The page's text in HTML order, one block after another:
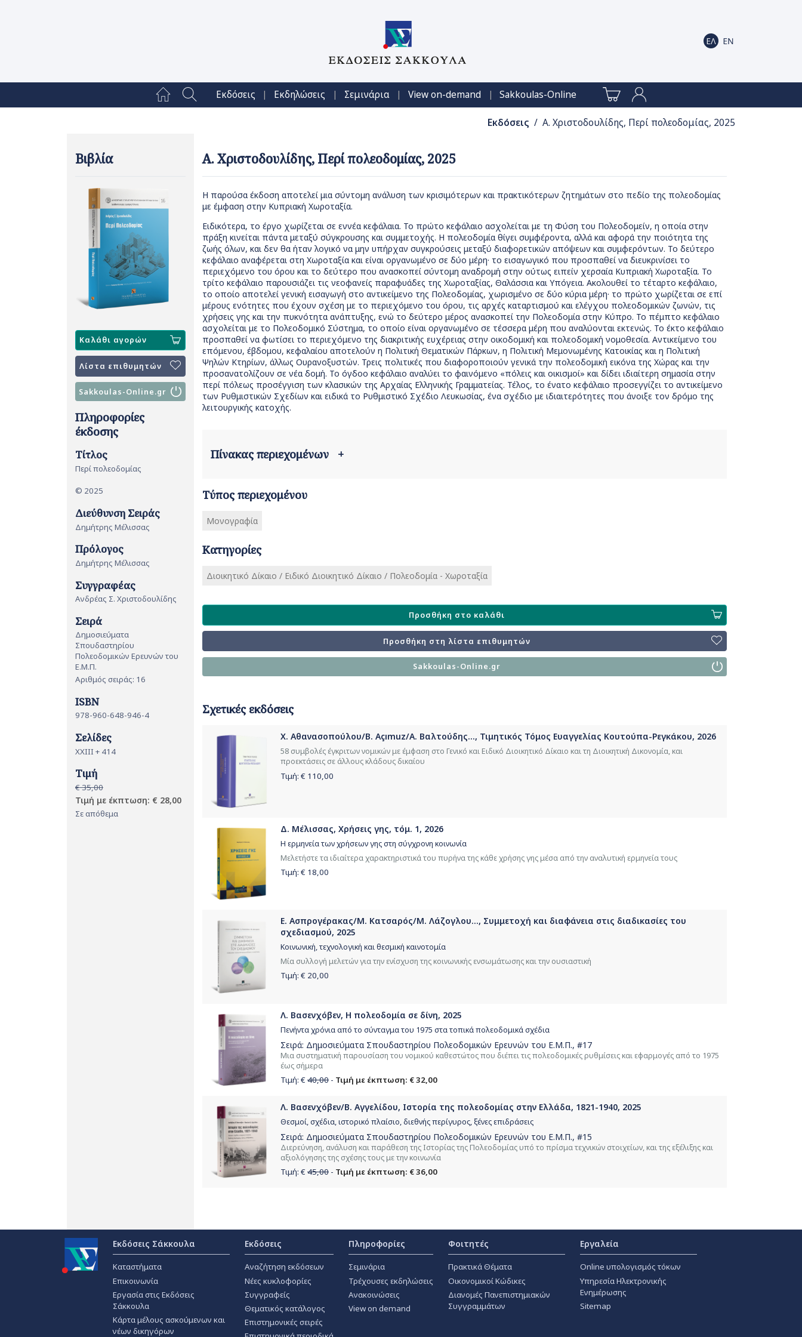
Εκδόσεις | Εκδηλώσεις | Σεμινάρια | View on-demand | Sakkoulas-Online
Εκδόσεις / Α. Χριστοδουλίδης, Περί πολεοδομίας, 2025
Βιβλία
Καλάθι αγορών
Λίστα επιθυμητών
Sakkoulas-Online.gr
Πληροφορίες
έκδοσης
Τίτλος
Περί πολεοδομίας
© 2025
Διεύθυνση Σειράς
Δημήτρης Μέλισσας
Πρόλογος
Δημήτρης Μέλισσας
Συγγραφέας
Ανδρέας Σ. Χριστοδουλίδης
Σειρά
Δημοσιεύματα
Σπουδαστηρίου
Πολεοδομικών Ερευνών του
Ε.Μ.Π.
Αριθμός σειράς: 16
ISBN
978-960-648-946-4
Σελίδες
ΧΧΙΙΙ + 414
Τιμή
€ 35,00
Τιμή με έκπτωση: € 28,00
Σε απόθεμα
Α. Χριστοδουλίδης, Περί πολεοδομίας, 2025
Η παρούσα έκδοση αποτελεί μια σύντομη ανάλυση των κρισιμότερων και πρακτικότερων ζητημάτων στο πεδίο της πολεοδομίας
με έμφαση στην Κυπριακή Χωροταξία.
Ειδικότερα, το έργο χωρίζεται σε εννέα κεφάλαια. Το πρώτο κεφάλαιο ασχολείται με τη Φύση του Πολεοδομείν, η οποία στην
πράξη κινείται πάντα μεταξύ σύγκρουσης και συμμετοχής. Η πολεοδομία θίγει συμφέροντα, αλλά και αφορά την ποιότητα της
ζωής όλων, και δεν θα ήταν λογικό να μην υπήρχαν συγκρούσεις μεταξύ διαφορετικών απόψεων και συμφερόντων. Το δεύτερο
κεφάλαιο αναφέρεται στη Χωροταξία και είναι οργανωμένο σε δύο μέρη· το εισαγωγικό που προσπαθεί να διευκρινίσει το
περιεχόμενο του όρου και το δεύτερο που ανασκοπεί σύντομη αναδρομή στην ούτως ειπείν χερσαία Κυπριακή Χωροταξία. Το
τρίτο κεφάλαιο παρουσιάζει τις νεοφανείς παραφυάδες της Χωροταξίας, Θαλάσσια και Υπόγεια. Ακολουθεί το τέταρτο κεφάλαιο,
το οποίο αποτελεί γενική εισαγωγή στο αντικείμενο της Πολεοδομίας, χωρισμένο σε δύο κύρια μέρη· το πρώτο χωρίζεται σε επί
μέρους ενότητες που έχουν σχέση με το περιεχόμενο του όρου, τις αρχές καταρτισμού και ελέγχου πολεοδομικών ζωνών, τις
χρήσεις γης και την πυκνότητα ανάπτυξης, ενώ το δεύτερο μέρος ανασκοπεί την Πολεοδομία στην Κύπρο. Το πέμπτο κεφάλαιο
ασχολείται με το Πολεοδομικό Σύστημα, το οποίο είναι οργανωμένο σε τέσσερα μέρη που αναλύονται εκτενώς. Το έκτο κεφάλαιο
προσπαθεί να φωτίσει το περιεχόμενο της διακριτικής ευχέρειας στην οικοδομική και πολεοδομική νομοθεσία. Αντικείμενο του
επόμενου, έβδομου, κεφαλαίου αποτελούν η Πολιτική Θεματικών Πάρκων, η Πολιτική Μεμονωμένης Κατοικίας και η Πολιτική
Ψηλών Κτηρίων, άλλως Ουρανοξυστών. Τρεις πολιτικές που διαφοροποιούν γενικά την πολεοδομική εικόνα της Χώρας και την
προσανατολίζουν σε νέα δομή. Το όγδοο κεφάλαιο αναλύει το φαινόμενο «πόλεις και οικισμοί» και δίδει ιδιαίτερη σημασία στην
περί πόλεως προσέγγιση των κλασικών της Αρχαίας Ελληνικής Γραμματείας. Τέλος, το ένατο κεφάλαιο προσεγγίζει το αντικείμενο
των Ρυθμιστικών Σχεδίων και ειδικά το Ρυθμιστικό Σχέδιο Λευκωσίας, ένα σχέδιο με ιδιαιτερότητες που άνοιξε τον δρόμο της
λειτουργικής κατοχής.
Πίνακας περιεχομένων +
Τύπος περιεχομένου
Μονογραφία
Κατηγορίες
Διοικητικό Δίκαιο / Ειδικό Διοικητικό Δίκαιο / Πολεοδομία - Χωροταξία
Προσθήκη στο καλάθι
Προσθήκη στη λίστα επιθυμητών
Sakkoulas-Online.gr
Σχετικές εκδόσεις
Χ. Αθανασοπούλου/B. Açımuz/Α. Βαλτούδης..., Τιμητικός Τόμος Ευαγγελίας Κουτούπα-Ρεγκάκου, 2026
58 συμβολές έγκριτων νομικών με έμφαση στο Γενικό και Ειδικό Διοικητικό Δίκαιο και τη Διοικητική Δικονομία, και
προεκτάσεις σε άλλους κλάδους δικαίου
Τιμή: € 110,00
Δ. Μέλισσας, Χρήσεις γης, τόμ. 1, 2026
Η ερμηνεία των χρήσεων γης στη σύγχρονη κοινωνία
Μελετήστε τα ιδιαίτερα χαρακτηριστικά του πυρήνα της κάθε χρήσης γης μέσα από την αναλυτική ερμηνεία τους
Τιμή: € 18,00
Ε. Ασπρογέρακας/Μ. Κατσαρός/Μ. Λάζογλου..., Συμμετοχή και διαφάνεια στις διαδικασίες του
σχεδιασμού, 2025
Κοινωνική, τεχνολογική και θεσμική καινοτομία
Μία συλλογή μελετών για την ενίσχυση της κοινωνικής ενσωμάτωσης και την ουσιαστική
Τιμή: € 20,00
Λ. Βασενχόβεν, Η πολεοδομία σε δίνη, 2025
Πενήντα χρόνια από το σύνταγμα του 1975 στα τοπικά πολεοδομικά σχέδια
Σειρά: Δημοσιεύματα Σπουδαστηρίου Πολεοδομικών Ερευνών του Ε.Μ.Π., #17
Μια συστηματική παρουσίαση του νομικού καθεστώτος που διέπει τις πολεοδομικές ρυθμίσεις και εφαρμογές από το 1975
έως σήμερα
Τιμή: € 40,00 - Τιμή με έκπτωση: € 32,00
Λ. Βασενχόβεν/Β. Αγγελίδου, Ιστορία της πολεοδομίας στην Ελλάδα, 1821-1940, 2025
Θεσμοί, σχέδια, ιστορικό πλαίσιο, διεθνής περίγυρος, ξένες επιδράσεις
Σειρά: Δημοσιεύματα Σπουδαστηρίου Πολεοδομικών Ερευνών του Ε.Μ.Π., #15
Διερεύνηση, ανάλυση και παράθεση της Ιστορίας της Πολεοδομίας υπό το πρίσμα τεχνικών στοιχείων, και της εξέλιξης και
αξιολόγησης της σχέσης τους με την κοινωνία
Τιμή: € 45,00 - Τιμή με έκπτωση: € 36,00
Εκδόσεις Σάκκουλα
Καταστήματα
Επικοινωνία
Εργασία στις Εκδόσεις
Σάκκουλα
Κάρτα μέλους ασκούμενων και
νέων δικηγόρων
Εκδόσεις
Αναζήτηση εκδόσεων
Νέες κυκλοφορίες
Συγγραφείς
Θεματικός κατάλογος
Επιστημονικές σειρές
Πληροφορίες
Σεμινάρια
Τρέχουσες εκδηλώσεις
Ανακοινώσεις
View on demand
Φοιτητές
Πρακτικά Θέματα
Οικονομικοί Κώδικες
Διανομές Πανεπιστημιακών
Συγγραμμάτων
Εργαλεία
Online υπολογισμός τόκων
Υπηρεσία Ηλεκτρονικής
Ενημέρωσης
Sitemap